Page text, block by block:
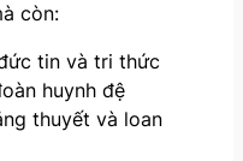
còn:
tin và tri thức
huynh đệ
thuyết và loan